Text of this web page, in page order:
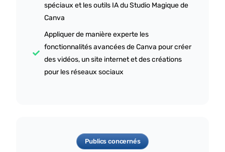
spéciaux et les outils IA du Studio Magique de
Canva
Appliquer de manière experte les
fonctionnalités avancées de Canva pour créer
des vidéos, un site internet et des créations
pour les réseaux sociaux
Publics concernés